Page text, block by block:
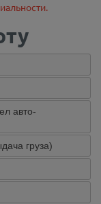
авто-
груза)